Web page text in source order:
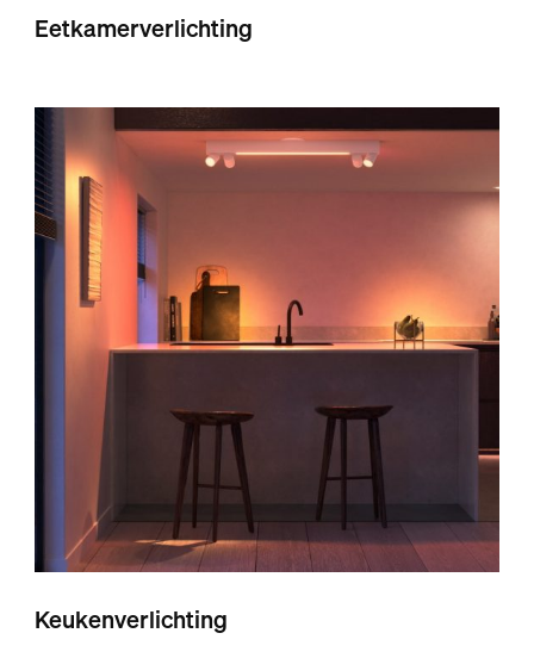
Eetkamerverlichting
Keukenverlichting